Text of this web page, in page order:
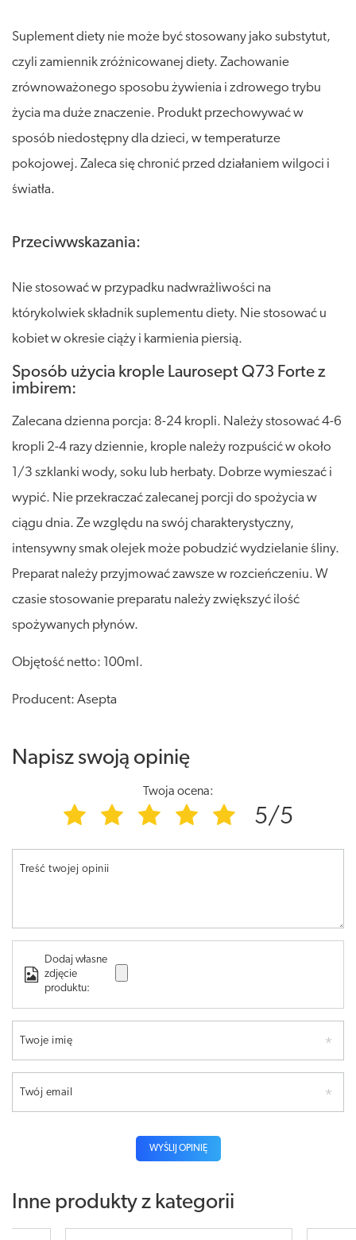
Suplement diety nie może być stosowany jako substytut,
czyli zamiennik zróżnicowanej diety. Zachowanie
zrównoważonego sposobu żywienia i zdrowego trybu
życia ma duże znaczenie. Produkt przechowywać w
sposób niedostępny dla dzieci, w temperaturze
pokojowej. Zaleca się chronić przed działaniem wilgoci i
światła.
Przeciwwskazania:
Nie stosować w przypadku nadwrażliwości na
którykolwiek składnik suplementu diety. Nie stosować u
kobiet w okresie ciąży i karmienia piersią.
Sposób użycia krople Laurosept Q73 Forte z
imbirem:
Zalecana dzienna porcja: 8-24 kropli. Należy stosować 4-6
kropli 2-4 razy dziennie, krople należy rozpuścić w około
1/3 szklanki wody, soku lub herbaty. Dobrze wymieszać i
wypić. Nie przekraczać zalecanej porcji do spożycia w
ciągu dnia. Ze względu na swój charakterystyczny,
intensywny smak olejek może pobudzić wydzielanie śliny.
Preparat należy przyjmować zawsze w rozcieńczeniu. W
czasie stosowanie preparatu należy zwiększyć ilość
spożywanych płynów.
Objętość netto: 100ml.
Producent: Asepta
Napisz swoją opinię
Twoja ocena:
5/5
Treść twojej opinii
Dodaj własne
zdjęcie
produktu:
Twoje imię
Twój email
WYŚLIJ OPINIĘ
Inne produkty z kategorii